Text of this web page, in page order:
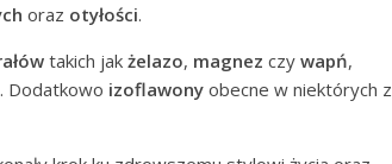
oraz otyłości.
takich jak żelazo, magnez czy wapń,
Dodatkowo izoflawony obecne w niektórych z